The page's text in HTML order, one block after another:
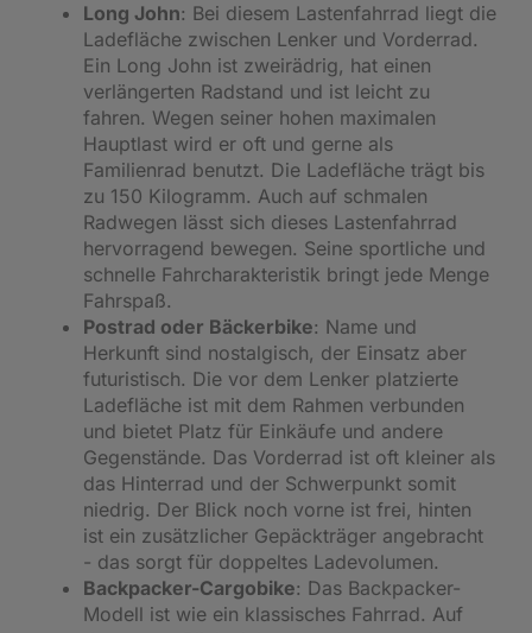
Long John: Bei diesem Lastenfahrrad liegt die
Ladefläche zwischen Lenker und Vorderrad.
Ein Long John ist zweirädrig, hat einen
verlängerten Radstand und ist leicht zu
fahren. Wegen seiner hohen maximalen
Hauptlast wird er oft und gerne als
Familienrad benutzt. Die Ladefläche trägt bis
zu 150 Kilogramm. Auch auf schmalen
Radwegen lässt sich dieses Lastenfahrrad
hervorragend bewegen. Seine sportliche und
schnelle Fahrcharakteristik bringt jede Menge
Fahrspaß.
Postrad oder Bäckerbike: Name und
Herkunft sind nostalgisch, der Einsatz aber
futuristisch. Die vor dem Lenker platzierte
Ladefläche ist mit dem Rahmen verbunden
und bietet Platz für Einkäufe und andere
Gegenstände. Das Vorderrad ist oft kleiner als
das Hinterrad und der Schwerpunkt somit
niedrig. Der Blick noch vorne ist frei, hinten
ist ein zusätzlicher Gepäckträger angebracht
- das sorgt für doppeltes Ladevolumen.
Backpacker-Cargobike: Das Backpacker-
Modell ist wie ein klassisches Fahrrad. Auf